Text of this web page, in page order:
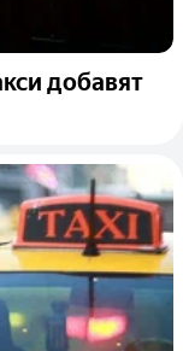
добавят